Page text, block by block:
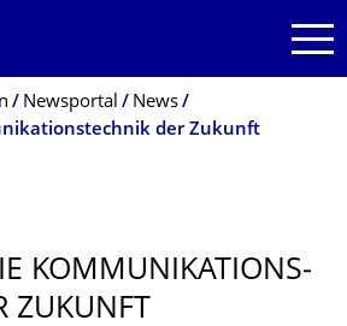
Newsportal
News
der Zukunft
KOMMUNIKATIONS­
ZUKUNFT